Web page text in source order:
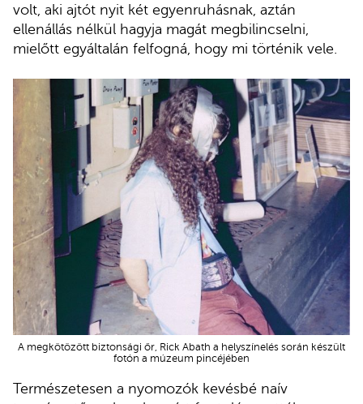
volt, aki ajtót nyit két egyenruhásnak, aztán
ellenállás nélkül hagyja magát megbilincselni,
mielőtt egyáltalán felfogná, hogy mi történik vele.
A megkötözött biztonsági őr, Rick Abath a helyszínelés során készült
fotón a múzeum pincéjében
Természetesen a nyomozók kevésbé naív